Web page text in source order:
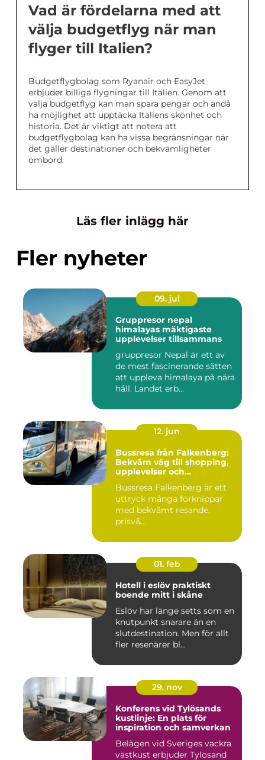
Vad är fördelarna med att
välja budgetflyg när man
flyger till Italien?
Budgetflygbolag som Ryanair och EasyJet
erbjuder billiga flygningar till Italien. Genom att
välja budgetflyg kan man spara pengar och ändå
ha möjlighet att upptäcka Italiens skönhet och
historia. Det är viktigt att notera att
budgetflygbolag kan ha vissa begränsningar när
det gäller destinationer och bekvämligheter
ombord.
Läs fler inlägg här
Fler nyheter
09. jul
Gruppresor nepal
himalayas mäktigaste
upplevelser tillsammans
gruppresor Nepal är ett av
de mest fascinerande sätten
att uppleva himalaya på nära
håll. Landet erb...
12. jun
Bussresa från Falkenberg:
Bekväm väg till shopping,
upplevelser och
Bussresa Falkenberg är ett
uttryck många förknippar
med bekvämt resande,
prisv&...
01. feb
Hotell i eslöv praktiskt
boende mitt i skåne
Eslöv har länge setts som en
knutpunkt snarare än en
slutdestination. Men för allt
fler resenärer bl...
29. nov
Konferens vid Tylösands
kustlinje: En plats för
inspiration och samverkan
Belägen vid Sveriges vackra
västkust erbjuder Tylösand